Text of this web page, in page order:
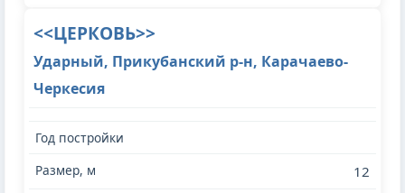
<<ЦЕРКОВЬ>>
Ударный, Прикубанский р-н, Карачаево-
Черкесия
12